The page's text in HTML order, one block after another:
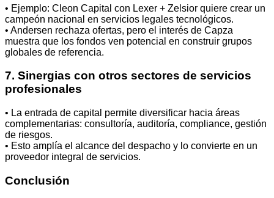
• Ejemplo: Cleon Capital con Lexer + Zelsior quiere crear un
campeón nacional en servicios legales tecnológicos.
• Andersen rechaza ofertas, pero el interés de Capza
muestra que los fondos ven potencial en construir grupos
globales de referencia.
7. Sinergias con otros sectores de servicios
profesionales
• La entrada de capital permite diversificar hacia áreas
complementarias: consultoría, auditoría, compliance, gestión
de riesgos.
• Esto amplía el alcance del despacho y lo convierte en un
proveedor integral de servicios.
Conclusión